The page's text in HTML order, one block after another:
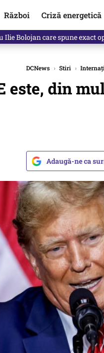
Război Criză energetică
despre Mihai Vîrdol,
DCNews › Stiri ›
este, din
Adaugă-ne ca